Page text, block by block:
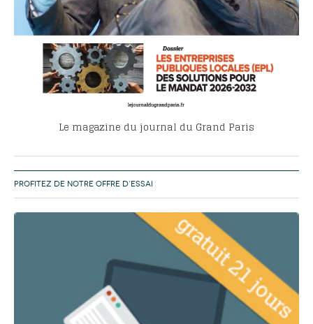
Le magazine du journal du Grand Paris
PROFITEZ DE NOTRE OFFRE D’ESSAI